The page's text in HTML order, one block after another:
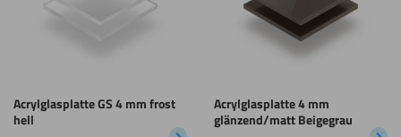
Acrylglasplatte GS 4 mm frost
hell
Acrylglasplatte 4 mm
glänzend/matt Beigegrau